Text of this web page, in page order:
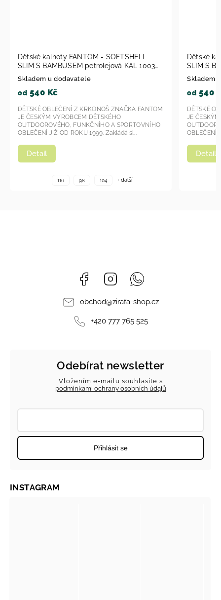
Dětské kalhoty FANTOM - SOFTSHELL
SLIM S BAMBUSEM petrolejová KAL 1003
2023
Skladem u dodavatele
od 540 Kč
Detail
DĚTSKÉ OBLEČENÍ Z KRKONOŠ ZNAČKA FANTOM
JE ČESKÝM VÝROBCEM DĚTSKÉHO
OUTDOOROVÉHO, FUNKČNÍHO A SPORTOVNÍHO
OBLEČENÍ JIŽ OD ROKU 1999. Zakládá si...
116 98 104 + další
Dětské
SLIM S
Skladem
od 540
Detail
DĚTSKÉ
JE
OBLEČENÍ
Facebook Instagram
obchod@zirafa-shop.cz
+420 777 765 525
Odebírat newsletter
Vložením e-mailu souhlasíte s
podmínkami ochrany osobních údajů
Přihlásit se
INSTAGRAM